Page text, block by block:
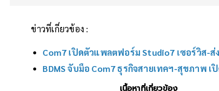
ข่าวที่เกี่ยวข้อง :
Com7 เปิดตัวแพลตฟอร์ม Studio7 เซอร์วิส-
BDMS จับมือ Com7 ธุรกิจสายเทคฯ-สุขภาพ
เนื้อหาที่เกี่ยวข้อง